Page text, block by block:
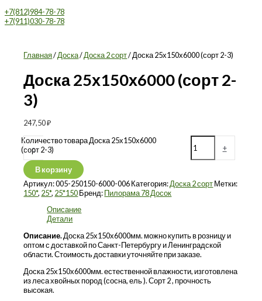
+7(812)984-78-78
+7(911)030-78-78
Главная/Доска/Доска 2 сорт/ Доска 25х150х6000 (сорт 2-3)
Доска 25х150х6000 (сорт 2-
3)
247,50₽
-
Количество товара Доска 25х150х6000
(сорт 2-3)
+
В корзину
Артикул:005-250150-6000-006Категория:Доска 2 сортМетки:
150*, 25*, 25*150Бренд:Пилорама 78 Досок
Описание
Детали
Описание.Доска 25х150х6000мм. можно купить в розницу и
оптом с доставкой по Санкт-Петербургу и Ленинградской
области. Стоимость доставки уточняйте при заказе.
Доска 25х150х6000мм. естественной влажности, изготовлена
из леса хвойных пород (сосна, ель ). Сорт 2 , прочность
высокая.